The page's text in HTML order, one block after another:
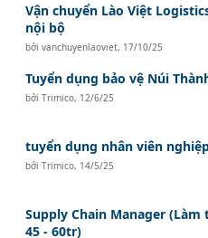
Vận chuyển Lào Việt
nội bộ
bởivanchuyenlaoviet, 17/10/25
Tuyển dụng bảo vệ Núi
bởiTrimico, 12/6/25
tuyển dụng nhân viên
bởiTrimico, 14/5/25
Supply Chain Manager
45 - 60tr)